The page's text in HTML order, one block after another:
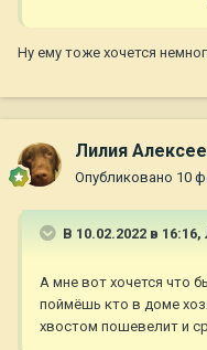
Ну ему тоже хочется
Лилия
Опубликовано 10
В 10.02.2022 в 16:16,
А мне вот хочется что
поймёшь кто в доме
хвостом пошевелит и